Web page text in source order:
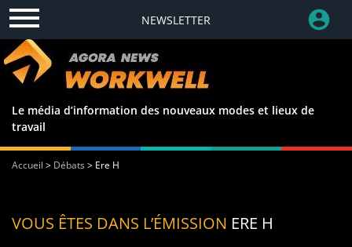
NEWSLETTER
Le média d’information des nouveaux modes et lieux de
travail
Accueil > Débats> Ere H
VOUS ÊTES DANS L’ÉMISSION ERE H